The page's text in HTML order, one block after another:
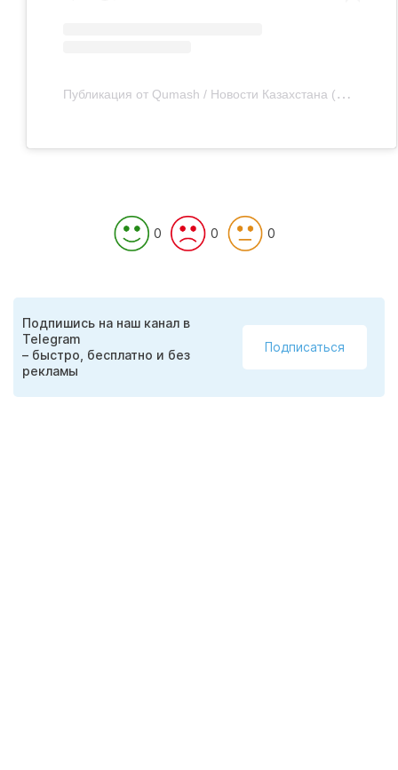
П
убликация от Qumash / Новости Казахстана (@qumash_kz)
0 0 0
Подпишись на наш канал в
Telegram
– быстро, бесплатно и без
рекламы
Подписаться